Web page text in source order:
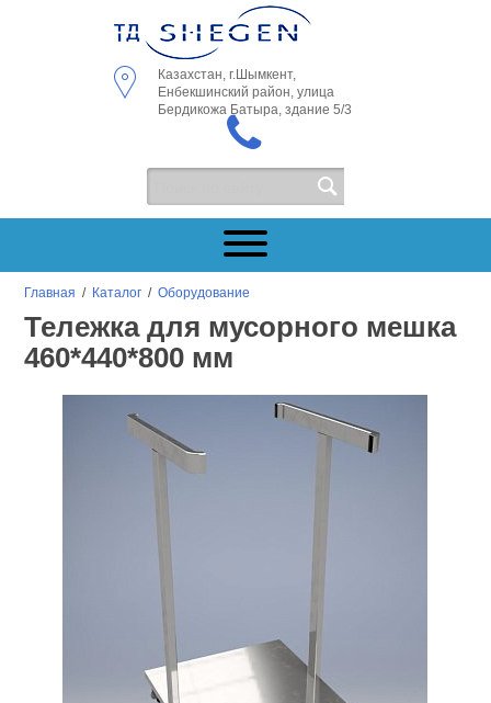
Казахстан, г.Шымкент,
Енбекшинский район, улица
Бердикожа Батыра, здание 5/3
Главная / Каталог /Оборудование
Тележка для мусорного мешка
460*440*800 мм